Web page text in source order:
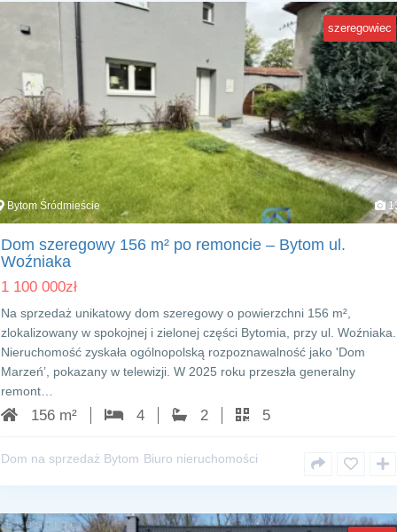
szeregowiec
Bytom Śródmieście
Dom szeregowy 156 m² po remoncie – Bytom ul.
Woźniaka
1 100 000zł
Na sprzedaż unikatowy dom szeregowy o powierzchni 156 m²,
zlokalizowany w spokojnej i zielonej części Bytomia, przy ul. Woźniaka.
Nieruchomość zyskała ogólnopolską rozpoznawalność jako 'Dom
Marzeń’, pokazany w telewizji. W 2025 roku przeszła generalny
remont…
156 m² 4 2 5
Dom na sprzedaż Bytom Biuro nieruchomości